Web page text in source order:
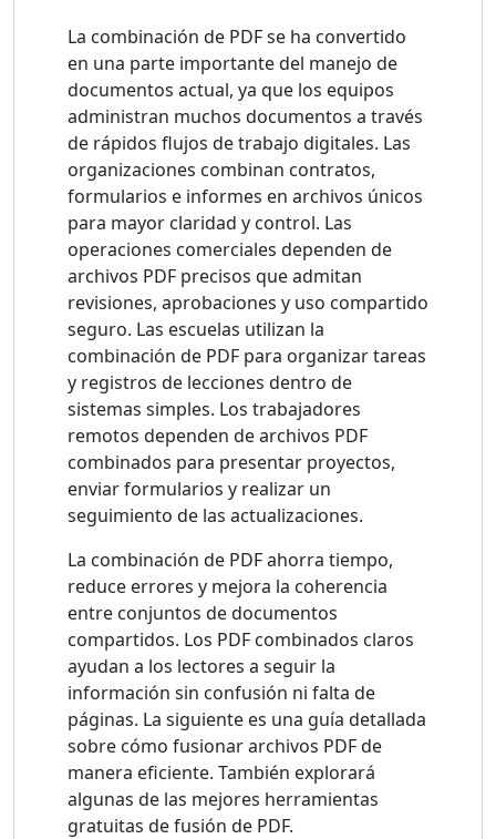
La combinación de PDF se ha convertido
en una parte importante del manejo de
documentos actual, ya que los equipos
administran muchos documentos a través
de rápidos flujos de trabajo digitales. Las
organizaciones combinan contratos,
formularios e informes en archivos únicos
para mayor claridad y control. Las
operaciones comerciales dependen de
archivos PDF precisos que admitan
revisiones, aprobaciones y uso compartido
seguro. Las escuelas utilizan la
combinación de PDF para organizar tareas
y registros de lecciones dentro de
sistemas simples. Los trabajadores
remotos dependen de archivos PDF
combinados para presentar proyectos,
enviar formularios y realizar un
seguimiento de las actualizaciones.
La combinación de PDF ahorra tiempo,
reduce errores y mejora la coherencia
entre conjuntos de documentos
compartidos. Los PDF combinados claros
ayudan a los lectores a seguir la
información sin confusión ni falta de
páginas. La siguiente es una guía detallada
sobre cómo fusionar archivos PDF de
manera eficiente. También explorará
algunas de las mejores herramientas
gratuitas de fusión de PDF.